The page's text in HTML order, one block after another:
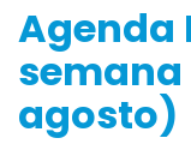
Agenda
semana
agosto)